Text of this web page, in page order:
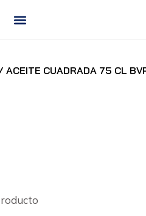
ACEITE CUADRADA 75 CL